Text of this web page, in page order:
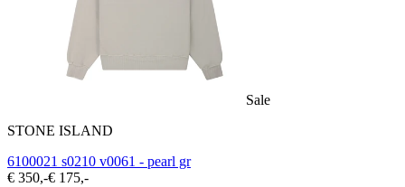
Sale
STONE ISLAND
6100021 s0210 v0061 - pearl gr
€ 350,-€ 175,-